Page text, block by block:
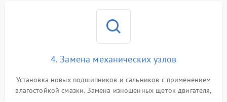
4. Замена механических узлов
Установка новых подшипников и сальников с применением
влагостойкой смазки. Замена изношенных щеток двигателя,